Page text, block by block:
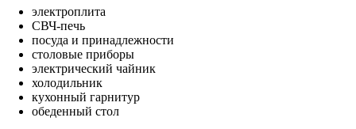
электроплита
СВЧ-печь
посуда и принадлежности
столовые приборы
электрический чайник
холодильник
кухонный гарнитур
обеденный стол